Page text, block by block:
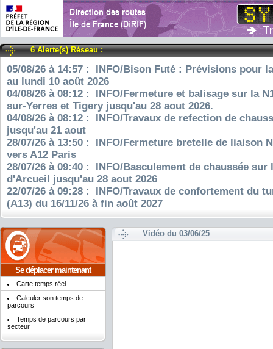
6 Alerte(s) Réseau :
05/08/26 à 14:57 : INFO/Bison Futé : Prévisions pour
au lundi 10 août 2026
04/08/26 à 08:12 : INFO/Fermeture et balisage sur la
sur-Yerres et Tigery jusqu'au 28 aout 2026.
04/08/26 à 08:12 : INFO/Travaux de refection de
jusqu'au 21 aout
28/07/26 à 13:50 : INFO/Fermeture bretelle de liaison
vers A12 Paris
28/07/26 à 09:40 : INFO/Basculement de chaussée sur
d'Arcueil jusqu'au 28 aout 2026
22/07/26 à 09:28 : INFO/Travaux de confortement du
(A13) du 16/11/26 à fin août 2027
Se déplacer maintenant
Carte temps réel
Calculer son temps de
parcours
Temps de parcours par
secteur
Vidéo du 03/06/25